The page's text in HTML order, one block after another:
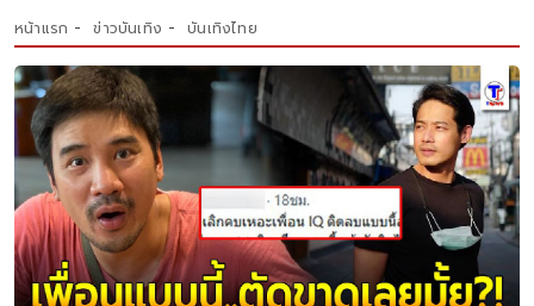
หน้าแรก ข่าวบันเทิง บันเทิงไทย